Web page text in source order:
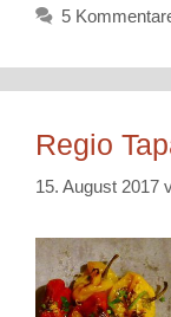
5
Regio
15. August 2017